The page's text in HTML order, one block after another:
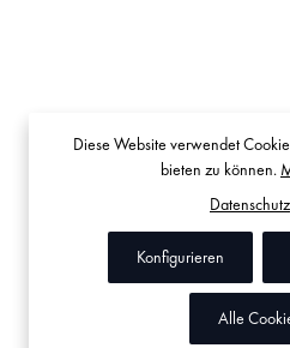
Diese Website verwendet
bieten zu können.
Datenschutz
Konfigurieren
Alle